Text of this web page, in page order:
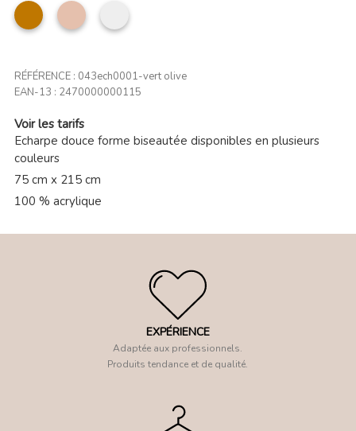
camel
Taupe
clair
GRIS
CLAIR
RÉFÉRENCE : 043ech0001-vert olive
EAN-13 : 2470000000115
Voir les tarifs
Echarpe douce forme biseautée disponibles en plusieurs
couleurs
75 cm x 215 cm
100 % acrylique
EXPÉRIENCE
Adaptée aux professionnels.
Produits tendance et de qualité.